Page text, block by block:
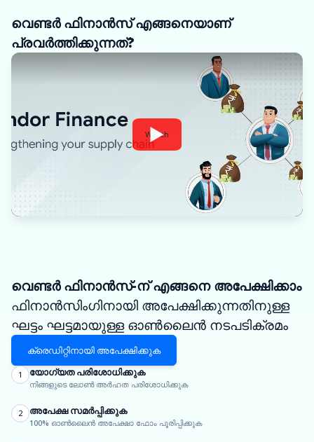
വെണ്ടർ ഫിനാൻസ് എങ്ങനെയാണ്
പ്രവർത്തിക്കുന്നത്?
Watch
വെണ്ടർ ഫിനാൻസ്-ന് എങ്ങനെ അപേക്ഷിക്കാം
ഫിനാൻസിംഗിനായി അപേക്ഷിക്കുന്നതിനുള്ള
ഘട്ടം ഘട്ടമായുള്ള ഓൺലൈൻ നടപടിക്രമം
ക്രെഡിറ്റിനായി അപേക്ഷിക്കുക
1 യോഗ്യത പരിശോധിക്കുക
നിങ്ങളുടെ ലോൺ അർഹത പരിശോധിക്കുക
2 അപേക്ഷ സമർപ്പിക്കുക
100% ഓൺലൈൻ അപേക്ഷാ ഫോം പൂരിപ്പിക്കുക